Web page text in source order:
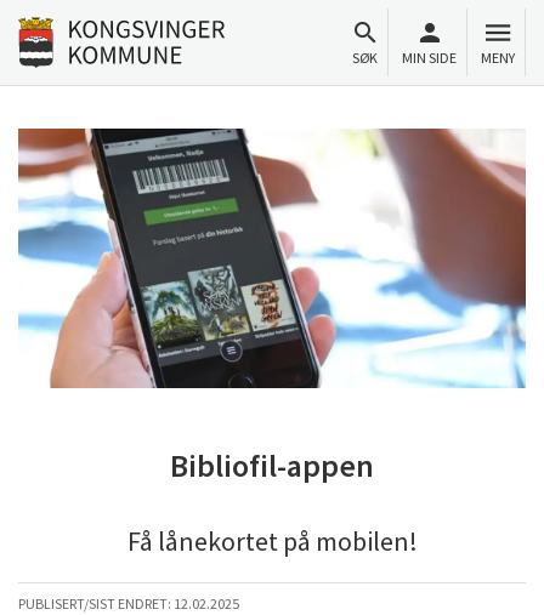
Til innhold
Gå til forsiden
SØK MIN SIDE MENY
Bibliofil-appen
Få lånekortet på mobilen!
PUBLISERT/SIST ENDRET: 12.02.2025